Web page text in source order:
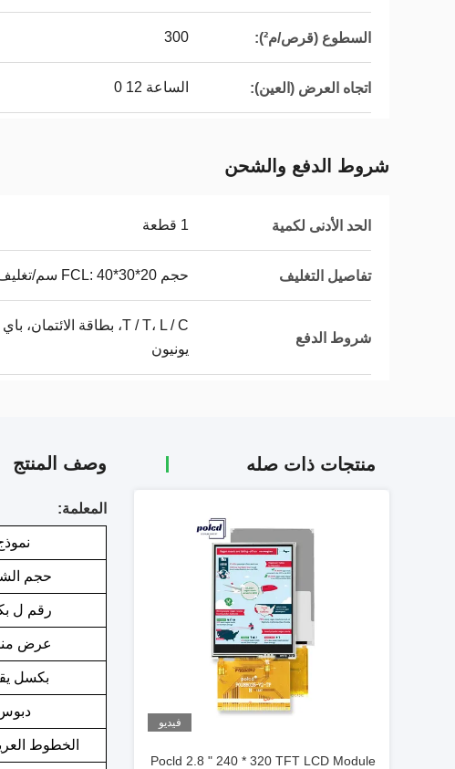
السطوع (قرص/م²): 300
اتجاه العرض (العين): الساعة 12 0
شروط الدفع والشحن
الحد الأدنى لكمية 1 قطعة
تفاصيل التغليف حجم FCL: 40*30*20 سم/تغليف العينة: 20*18*13 سم
شروط الدفع
يونيون
منتجات ذات صله
فيديو
Pocld 2.8 " 240 * 320 TFT LCD Module
وصف المنتج
المعلمة:
حجم
رقم ل
عرض
بكسل
الخطوط